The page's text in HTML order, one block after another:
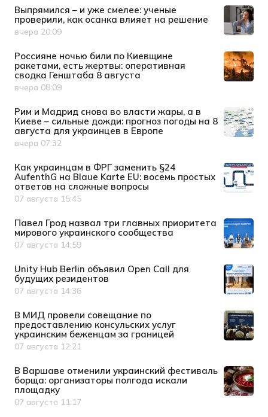
Выпрямился – и уже смелее: ученые
проверили, как осанка влияет на решение
Дата публикации
вчера 20:09
Россияне ночью били по Киевщине
ракетами, есть жертвы: оперативная
сводка Генштаба 8 августа
Дата публикации
вчера 08:09
Рим и Мадрид снова во власти жары, а в
Киеве – сильные дожди: прогноз погоды на 8
августа для украинцев в Европе
Дата публикации
вчера 07:32
Как украинцам в ФРГ заменить §24
AufenthG на Blaue Karte EU: восемь простых
ответов на сложные вопросы
Дата публикации
07 августа 15:45
Павел Грод назвал три главных приоритета
мирового украинского сообщества
Дата публикации
07 августа 14:59
Unity Hub Berlin объявил Open Call для
будущих резидентов
Дата публикации
07 августа 14:36
В МИД провели совещание по
предоставлению консульских услуг
украинским беженцам за границей
Дата публикации
07 августа 12:21
В Варшаве отменили украинский фестиваль
борща: организаторы полгода искали
площадку
Дата публикации
07 августа 11:17